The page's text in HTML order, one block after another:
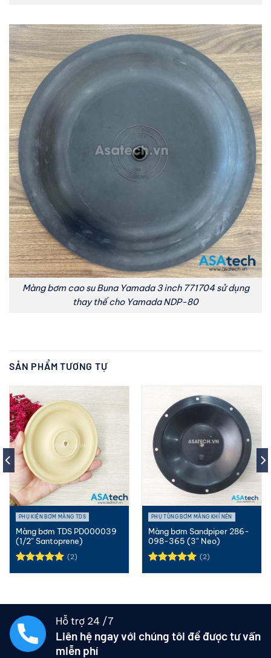
Màng bơm cao su Buna Yamada 3 inch 771704 sử dụng
thay thế cho Yamada NDP-80
SẢN PHẨM TƯƠNG TỰ
PHỤ KIỆN BƠM MÀNG TDS
Màng bơm TDS PD000039
(1/2″ Santoprene)
Được xếp
(2)
PHỤ TÙNG BƠM MÀNG KHÍ NÉN
Màng bơm Sandpiper 286-
098-365 (3″ Neo)
Được xếp
(2)
Hỗ trợ 24 /7
Liên hệ ngay với chúng tôi để được tư vấn
miễn phí